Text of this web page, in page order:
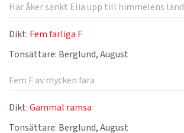
Här åker sankt Elia upp till himmelens land
Dikt: Fem farliga F
Tonsättare: Berglund, August
Fem F av mycken fara
Dikt:Gammal ramsa
Tonsättare: Berglund, August